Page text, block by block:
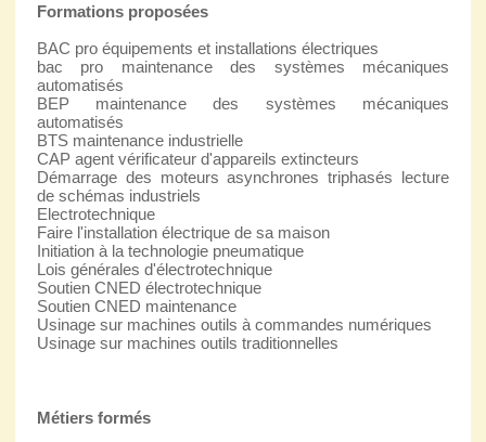
Formations proposées
BAC pro équipements et installations électriques
bac pro maintenance des systèmes mécaniques
automatisés
BEP maintenance des systèmes mécaniques
automatisés
BTS maintenance industrielle
CAP agent vérificateur d'appareils extincteurs
Démarrage des moteurs asynchrones triphasés lecture
de schémas industriels
Electrotechnique
Faire l'installation électrique de sa maison
Initiation à la technologie pneumatique
Lois générales d'électrotechnique
Soutien CNED électrotechnique
Soutien CNED maintenance
Usinage sur machines outils à commandes numériques
Usinage sur machines outils traditionnelles
Métiers formés